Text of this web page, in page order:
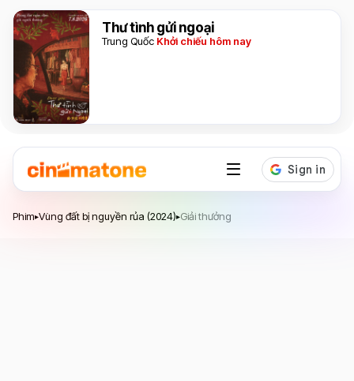
Thư tình gửi ngoại
Trung Quốc Khởi chiếu hôm nay
Phim▸Vùng đất bị nguyền rủa (2024)▸Giải thưởng